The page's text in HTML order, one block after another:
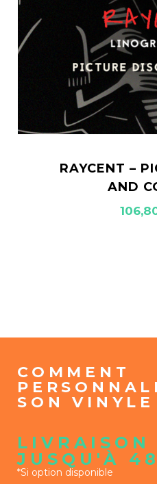
RAYCENT –
AND
COMMENT
SON VINYLE
LIVRAISON
JUSQU'À
*Si option disponible